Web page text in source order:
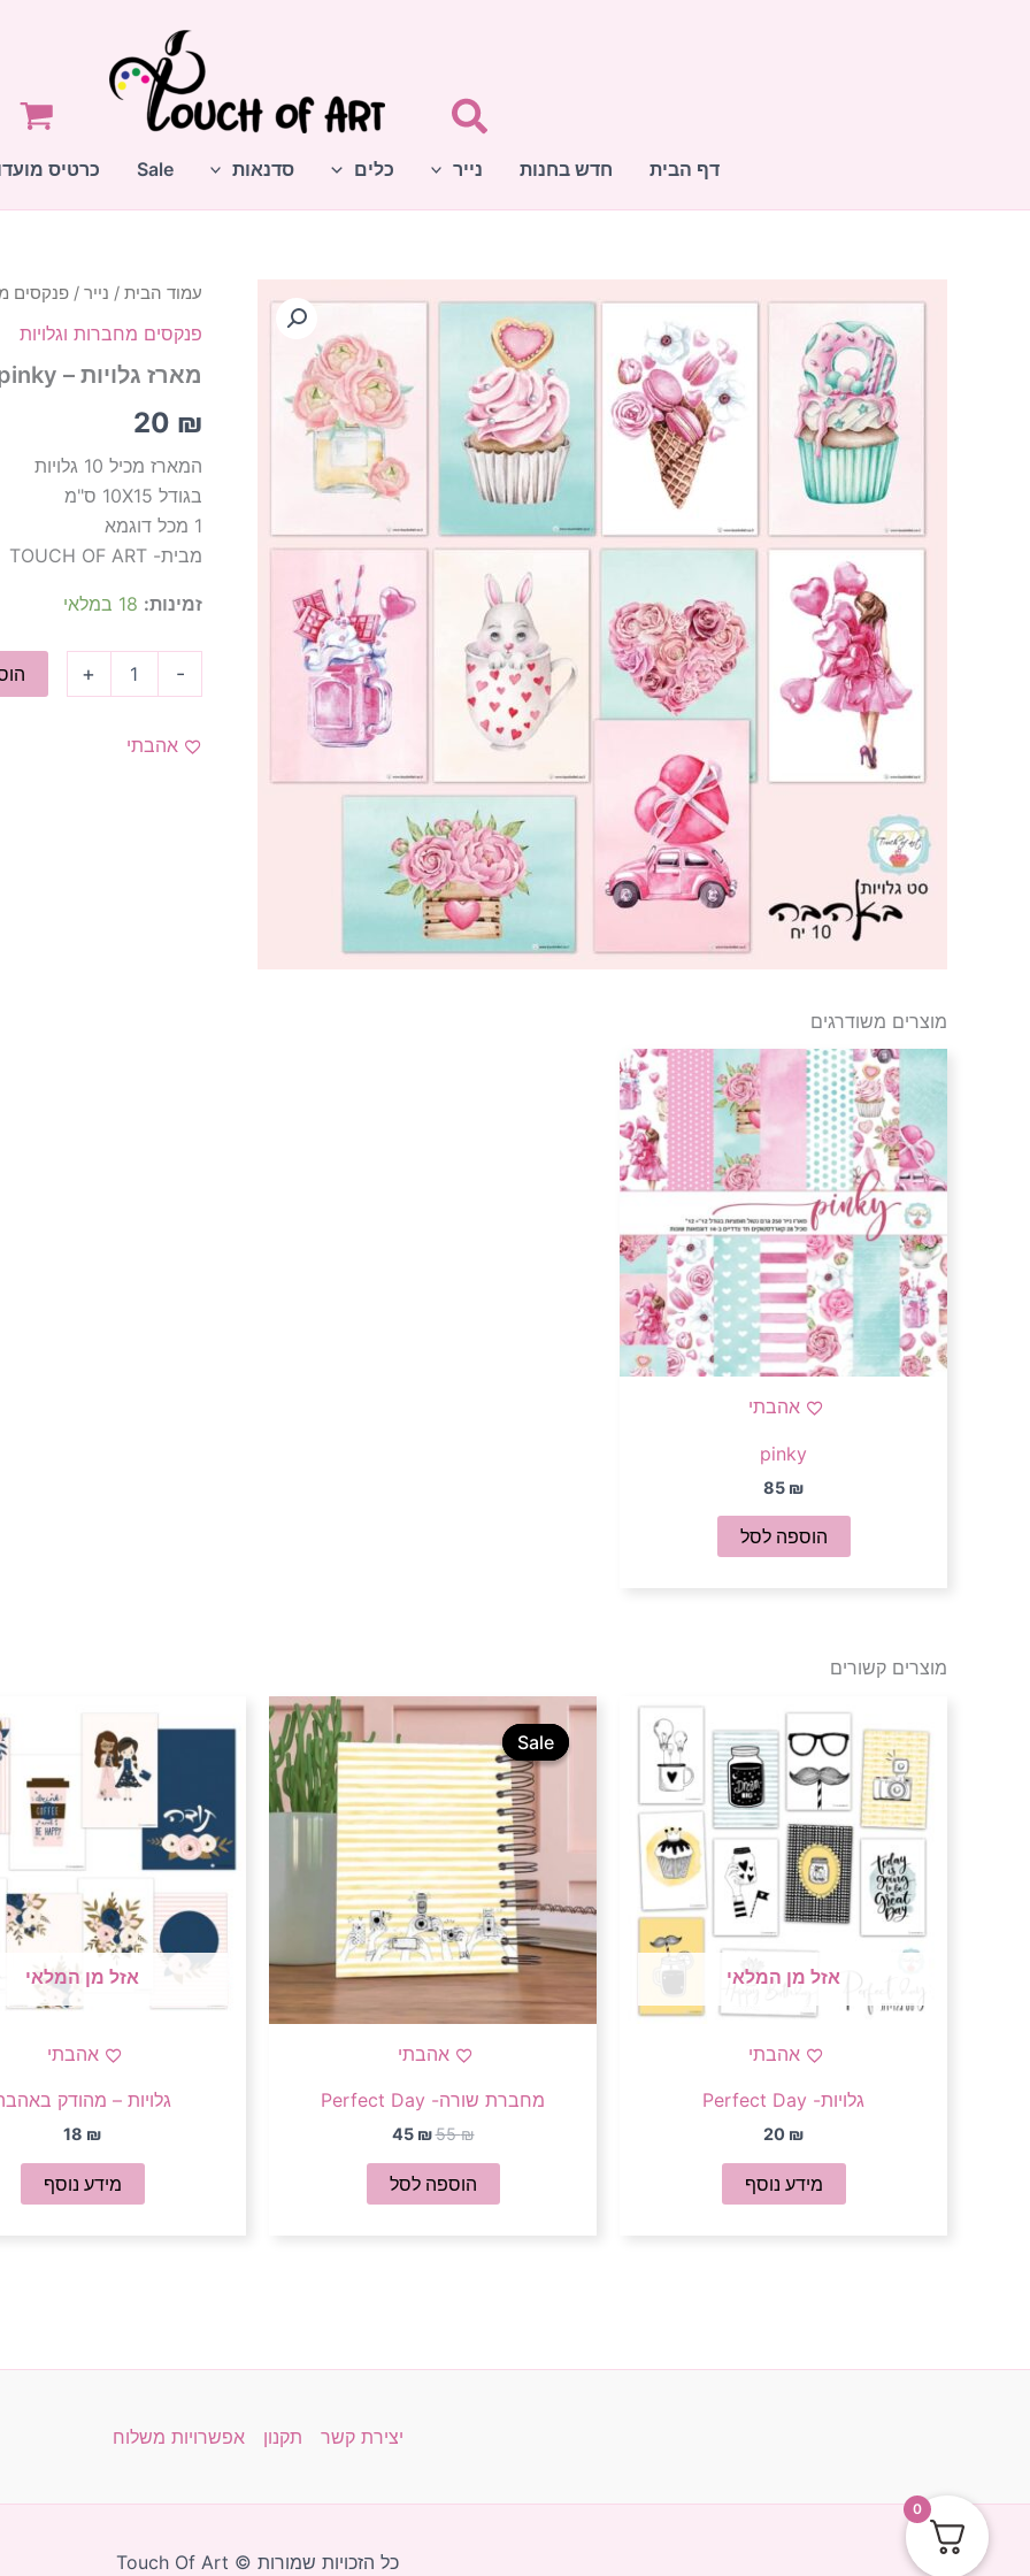
דף הבית חדש בחנות נייר כלים סדנאות Sale כרטיס
עמוד הבית / נייר / פנקסים
פנקסים מחברות וגלויות
מארז גלויות – pinky
20 ₪
המארז מכיל 10 גלויות
בגודל 10X15 ס"מ
1 מכל דוגמא
מבית- TOUCH OF ART
זמינות: 18 במלאי
-
+
אהבתי
מוצרים משודרגים
אהבתי
pinky
85 ₪
הוספה לסל
מוצרים קשורים
אזל מן המלאי
אהבתי
גלויות- Perfect Day
20 ₪
מידע נוסף
Sale
אהבתי
Sale
מחברת שורה- Perfect Day
55₪
המחיר
היה:
55 ₪.
45 ₪
המחיר
הוא:
45 ₪.
הוספה לסל
אזל מן המלאי
אהבתי
גלויות – מהודק
18 ₪
מידע נוסף
יצירת קשר תקנון אפשרויות משלוח
כל הזכויות שמורות © Touch Of Art
0